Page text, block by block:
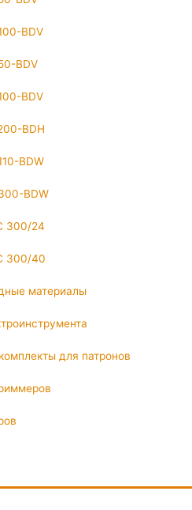
BDV
BDV
BDV
BDH
BDW
BDW
300/24
300/40
материалы
для патронов